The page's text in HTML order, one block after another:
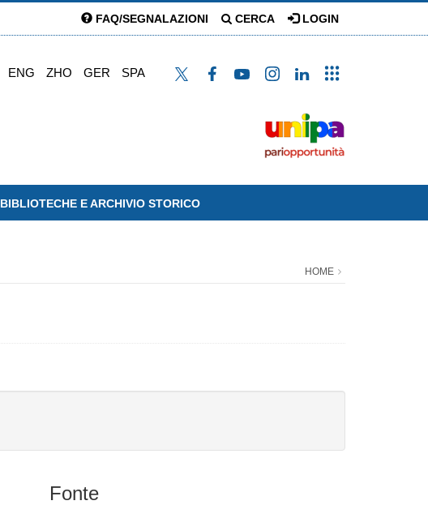
FAQ/SEGNALAZIONI CERCA LOGIN
ENG ZHO GER SPA
BIBLIOTECHE E ARCHIVIO STORICO
HOME
Fonte